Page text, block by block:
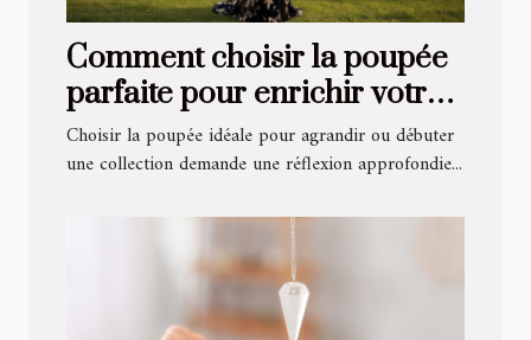
Comment choisir la poupée
parfaite pour enrichir votre
collection ?
Choisir la poupée idéale pour agrandir ou débuter
une collection demande une réflexion approfondie...